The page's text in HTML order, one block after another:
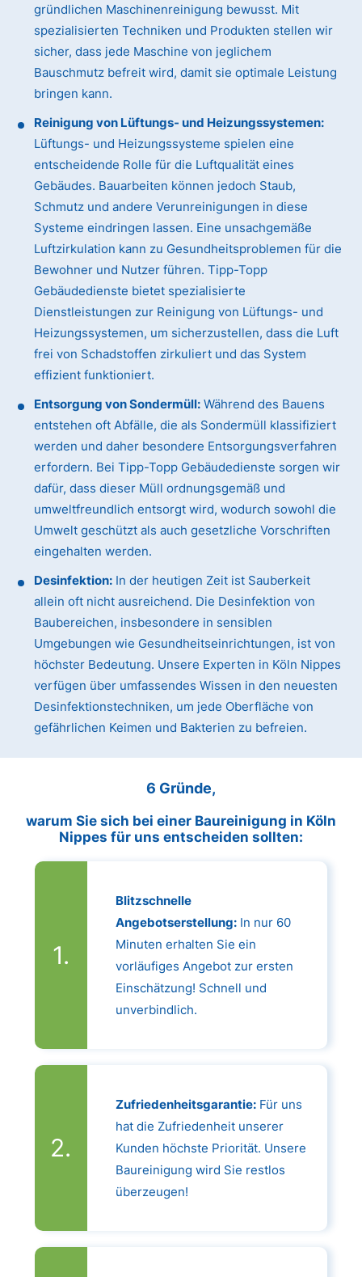
gründlichen Maschinenreinigung bewusst. Mit
spezialisierten Techniken und Produkten stellen wir
sicher, dass jede Maschine von jeglichem
Bauschmutz befreit wird, damit sie optimale Leistung
bringen kann.
Reinigung von Lüftungs- und Heizungssystemen:
Lüftungs- und Heizungssysteme spielen eine
entscheidende Rolle für die Luftqualität eines
Gebäudes. Bauarbeiten können jedoch Staub,
Schmutz und andere Verunreinigungen in diese
Systeme eindringen lassen. Eine unsachgemäße
Luftzirkulation kann zu Gesundheitsproblemen für die
Bewohner und Nutzer führen. Tipp-Topp
Gebäudedienste bietet spezialisierte
Dienstleistungen zur Reinigung von Lüftungs- und
Heizungssystemen, um sicherzustellen, dass die Luft
frei von Schadstoffen zirkuliert und das System
effizient funktioniert.
Entsorgung von Sondermüll: Während des Bauens
entstehen oft Abfälle, die als Sondermüll klassifiziert
werden und daher besondere Entsorgungsverfahren
erfordern. Bei Tipp-Topp Gebäudedienste sorgen wir
dafür, dass dieser Müll ordnungsgemäß und
umweltfreundlich entsorgt wird, wodurch sowohl die
Umwelt geschützt als auch gesetzliche Vorschriften
eingehalten werden.
Desinfektion: In der heutigen Zeit ist Sauberkeit
allein oft nicht ausreichend. Die Desinfektion von
Baubereichen, insbesondere in sensiblen
Umgebungen wie Gesundheitseinrichtungen, ist von
höchster Bedeutung. Unsere Experten in Köln Nippes
verfügen über umfassendes Wissen in den neuesten
Desinfektionstechniken, um jede Oberfläche von
gefährlichen Keimen und Bakterien zu befreien.
6 Gründe,
warum Sie sich bei einer Baureinigung in Köln
Nippes für uns entscheiden sollten:
Blitzschnelle
Angebotserstellung:In nur 60
Minuten erhalten Sie ein
vorläufiges Angebot zur ersten
Einschätzung! Schnell und
unverbindlich.
Zufriedenheitsgarantie:Für uns
hat die Zufriedenheit unserer
Kunden höchste Priorität. Unsere
Baureinigung wird Sie restlos
überzeugen!